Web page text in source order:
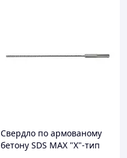
Свердло по армованому
бетону SDS MAX "Х"-тип